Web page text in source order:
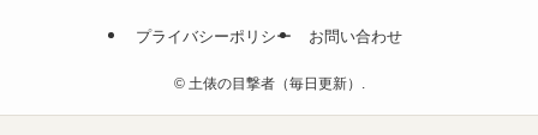
プライバシーポリシー お問い合わせ
©土俵の目撃者（毎日更新）.